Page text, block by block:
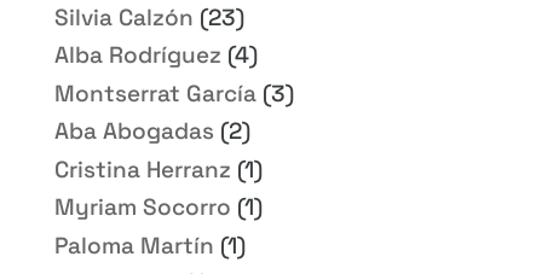
Silvia Calzón (23)
Alba Rodríguez (4)
Montserrat García(3)
Aba Abogadas (2)
Cristina Herranz (1)
Myriam Socorro (1)
Paloma Martín (1)